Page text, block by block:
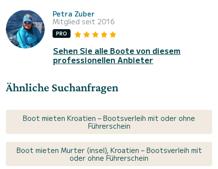
Petra Zuber
Mitglied seit 2016
PRO
Sehen Sie alle Boote von diesem
professionellen Anbieter
Ähnliche Suchanfragen
Boot mieten Kroatien – Bootsverleih mit oder ohne
Führerschein
Boot mieten Murter (insel), Kroatien – Bootsverleih mit
oder ohne Führerschein